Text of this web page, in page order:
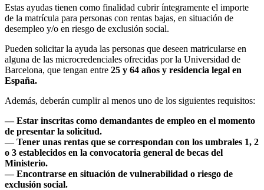
Estas ayudas tienen como finalidad cubrir íntegramente el importe
de la matrícula para personas con rentas bajas, en situación de
desempleo y/o en riesgo de exclusión social.
Pueden solicitar la ayuda las personas que deseen matricularse en
alguna de las microcredenciales ofrecidas por la Universidad de
Barcelona, que tengan entre 25 y 64 años y residencia legal en
España.
Además, deberán cumplir al menos uno de los siguientes requisitos:
— Estar inscritas como demandantes de empleo en el momento
de presentar la solicitud.
— Tener unas rentas que se correspondan con los umbrales 1, 2
o 3 establecidos en la convocatoria general de becas del
Ministerio.
— Encontrarse en situación de vulnerabilidad o riesgo de
exclusión social.